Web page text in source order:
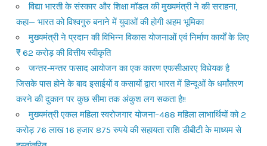
विद्या भारती के संस्कार और शिक्षा मॉडल की मुख्यमंत्री ने की सराहना,
कहा— भारत को विश्वगुरु बनाने में युवाओं की होगी अहम भूमिका
मुख्यमंत्री ने प्रदान की विभिन्न विकास योजनाओं एवं निर्माण कार्यों के लिए
₹ 62 करोड़ की वित्तीय स्वीकृति
जन्तर-मन्तर फसाद आयोजन का एक कारण एफसीआरए विधेयक है
जिसके पास होने के बाद इसाईयों व कसायों द्वारा भारत में हिन्दूओं के धर्मांतरण
करने की दुकान पर कुछ सीमा तक अंकुश लग सकता है!!
मुख्यमंत्री एकल महिला स्वरोजगार योजना–488 महिला लाभार्थियों को 2
करोड़ 76 लाख 16 हजार 875 रुपये की सहायता राशि डीबीटी के माध्यम से